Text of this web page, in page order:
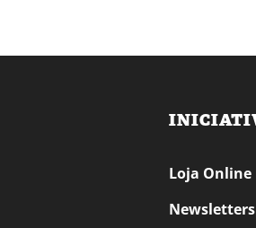
Loja Online
Newsletters